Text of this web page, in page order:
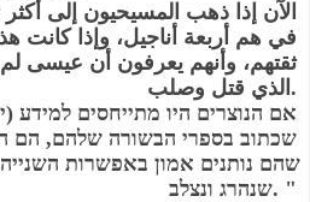
الذي قتل وصلب.
שנהרג ונצלב. "